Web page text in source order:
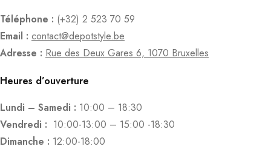
Téléphone : (+32) 2 523 70 59
Email : contact@depotstyle.be
Adresse : Rue des Deux Gares 6, 1070 Bruxelles
Heures d’ouverture
Lundi – Samedi : 10:00 – 18:30
Vendredi : 10:00-13:00 – 15:00 -18:30
Dimanche : 12:00-18:00